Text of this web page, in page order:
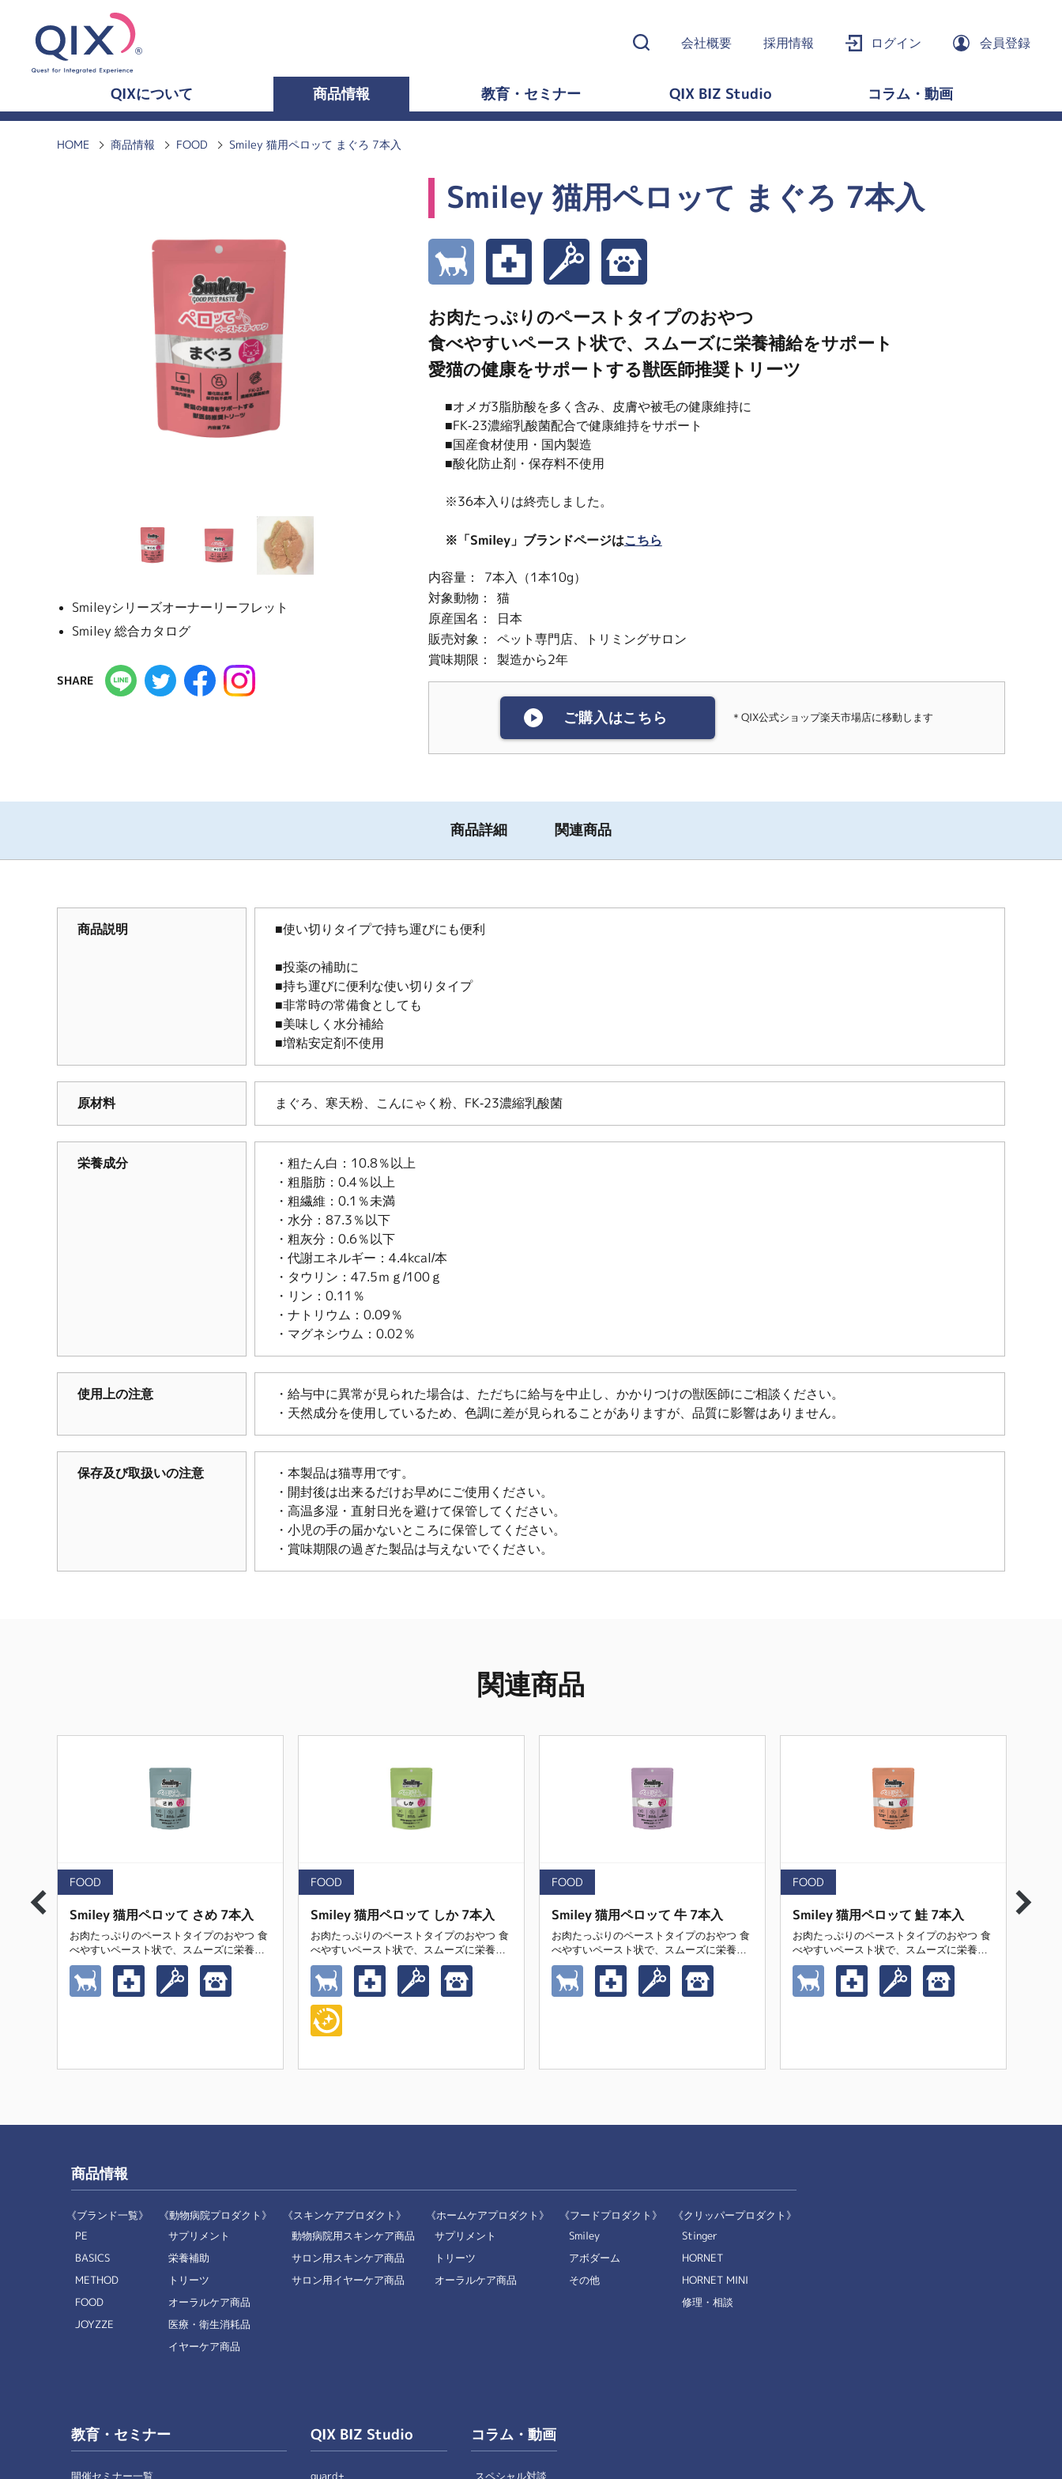
会社概要 採用情報 ログイン 会員登録
QIXについて 商品情報 教育・セミナー QIX BIZ Studio コラム・動画
HOME 商品情報 FOOD Smiley 猫用ペロッて まぐろ 7本入
Smileyシリーズオーナーリーフレット
Smiley 総合カタログ
SHARE
Smiley 猫用ペロッて まぐろ 7本入
お肉たっぷりのペーストタイプのおやつ
食べやすいペースト状で、スムーズに栄養補給をサポート
愛猫の健康をサポートする獣医師推奨トリーツ
■オメガ3脂肪酸を多く含み、皮膚や被毛の健康維持に
■FK-23濃縮乳酸菌配合で健康維持をサポート
■国産食材使用・国内製造
■酸化防止剤・保存料不使用
※36本入りは終売しました。
※「Smiley」ブランドページはこちら
内容量：
7本入（1本10g）
対象動物：
猫
原産国名：
日本
販売対象：
ペット専門店、トリミングサロン
賞味期限：
製造から2年
ご購入はこちら ＊QIX公式ショップ楽天市場店に移動します
商品詳細 関連商品
商品説明 ■使い切りタイプで持ち運びにも便利
■投薬の補助に
■持ち運びに便利な使い切りタイプ
■非常時の常備食としても
■美味しく水分補給
■増粘安定剤不使用
原材料 まぐろ、寒天粉、こんにゃく粉、FK-23濃縮乳酸菌
栄養成分
・粗たん白：10.8％以上
・粗脂肪：0.4％以上
・粗繊維：0.1％未満
・水分：87.3％以下
・粗灰分：0.6％以下
・代謝エネルギー：4.4kcal/本
・タウリン：47.5ｍｇ/100ｇ
・リン：0.11％
・ナトリウム：0.09％
・マグネシウム：0.02％
使用上の注意
・給与中に異常が見られた場合は、ただちに給与を中止し、かかりつけの獣医師にご相談ください。
・天然成分を使用しているため、色調に差が見られることがありますが、品質に影響はありません。
保存及び取扱いの注意
・本製品は猫専用です。
・開封後は出来るだけお早めにご使用ください。
・高温多湿・直射日光を避けて保管してください。
・小児の手の届かないところに保管してください。
・賞味期限の過ぎた製品は与えないでください。
関連商品
FOOD
Smiley 猫用ペロッて さめ 7本入
お肉たっぷりのペーストタイプのおやつ 食
べやすいペースト状で、スムーズに栄養補
給をサポート 愛猫の健康をサポートする獣
医師推奨トリーツ
FOOD
Smiley 猫用ペロッて しか 7本入
お肉たっぷりのペーストタイプのおやつ 食
べやすいペースト状で、スムーズに栄養補
給をサポート 愛猫の健康をサポートする獣
医師推奨トリーツ
FOOD
Smiley 猫用ペロッて 牛 7本入
お肉たっぷりのペーストタイプのおやつ 食
べやすいペースト状で、スムーズに栄養補
給をサポート 愛猫の健康をサポートする獣
医師推奨トリーツ
FOOD
Smiley 猫用ペロッて 鮭 7本入
お肉たっぷりのペーストタイプのおやつ 食
べやすいペースト状で、スムーズに栄養補
給をサポート 愛猫の健康をサポートする獣
医師推奨トリーツ
商品情報
《ブランド一覧》
PE
BASICS
METHOD
FOOD
JOYZZE
《動物病院プロダクト》
サプリメント
栄養補助
トリーツ
オーラルケア商品
医療・衛生消耗品
イヤーケア商品
《スキンケアプロダクト》
動物病院用スキンケア商品
サロン用スキンケア商品
サロン用イヤーケア商品
《ホームケアプロダクト》
サプリメント
トリーツ
オーラルケア商品
《フードプロダクト》
Smiley
アボダーム
その他
《クリッパープロダクト》
Stinger
HORNET
HORNET MINI
修理・相談
教育・セミナー
開催セミナー一覧
QIX BIZ Studio
guard+
コラム・動画
スペシャル対談